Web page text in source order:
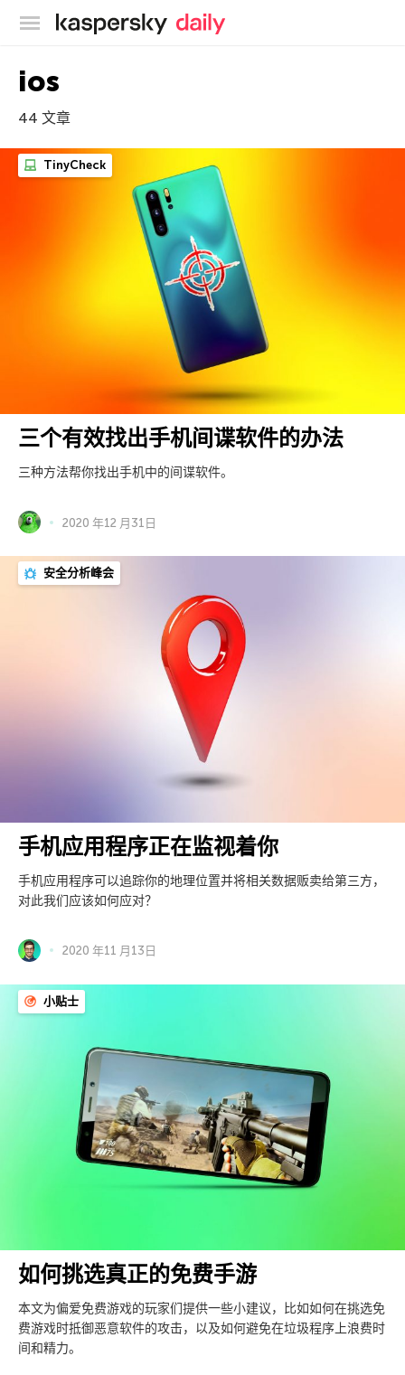
卡巴斯基官方博客
ios
44 文章
TinyCheck
三个有效找出手机间谍软件的办法
三种方法帮你找出手机中的间谍软件。
2020 年12 月31日
安全分析峰会
手机应用程序正在监视着你
手机应用程序可以追踪你的地理位置并将相关数据贩卖给第三方，
对此我们应该如何应对？
2020 年11 月13日
小贴士
如何挑选真正的免费手游
本文为偏爱免费游戏的玩家们提供一些小建议，比如如何在挑选免
费游戏时抵御恶意软件的攻击，以及如何避免在垃圾程序上浪费时
间和精力。